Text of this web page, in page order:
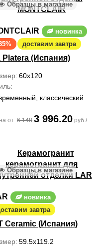
Образцы в магазине
новинка
доставим завтра
Platera (Испания)
60x120
классический
от: 6 148 3 996.20 руб./
Образцы в магазине
новинка
завтра
Ceramic (Испания)
59.5x119.2